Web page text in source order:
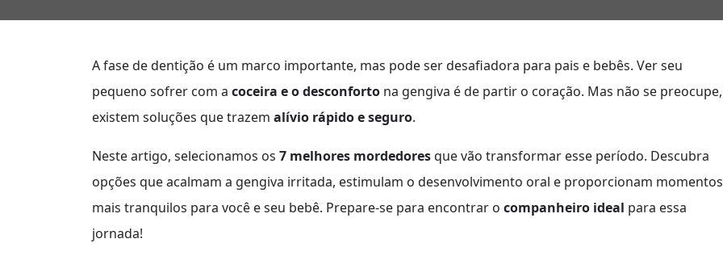
A fase de dentição é um marco importante, mas pode ser desafiadora para pais e bebês. Ver seu
pequeno sofrer com a coceira e o desconforto na gengiva é de partir o coração. Mas não se preocupe,
existem soluções que trazem alívio rápido e seguro.
Neste artigo, selecionamos os 7 melhores mordedoresque vão transformar esse período. Descubra
opções que acalmam a gengiva irritada, estimulam o desenvolvimento oral e proporcionam momentos
mais tranquilos para você e seu bebê. Prepare-se para encontrar o companheiro ideal para essa
jornada!